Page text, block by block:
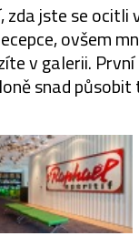
zda jste se
ovšem
v galerii.
snad